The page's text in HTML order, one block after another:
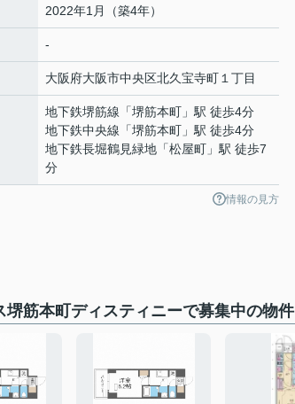
2022年1月（築4年）
-
大阪府大阪市中央区北久宝寺町 １丁目
地下鉄堺筋線 「堺筋本町 」駅 徒歩4分
地下鉄中央線 「堺筋本町 」駅 徒歩4分
地下鉄長堀鶴見緑地 「松屋町 」駅 徒歩7
分
情報の見方
堺筋本町ディスティニーで募集中の物件